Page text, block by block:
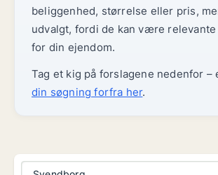
beliggenhed, størrelse eller pris,
udvalgt, fordi de kan være
for din ejendom.
Tag et kig på forslagene nedenfor –
din søgning forfra her.